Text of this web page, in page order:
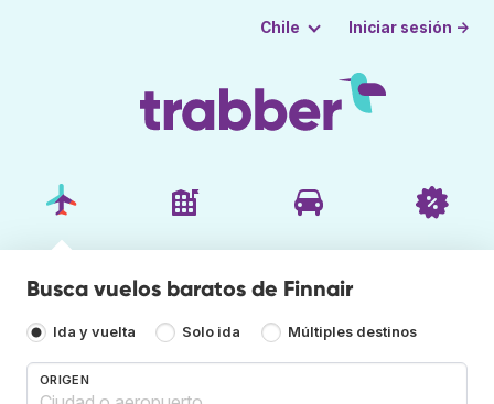
Chile Iniciar sesión →
Busca vuelos baratos de Finnair
Ida y vuelta Solo ida Múltiples destinos
ORIGEN